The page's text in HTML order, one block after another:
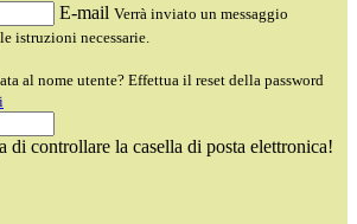
E-mail Verrà inviato un messaggio
istruzioni necessarie.
al nome utente? Effettua il reset della password
di controllare la casella di posta elettronica!